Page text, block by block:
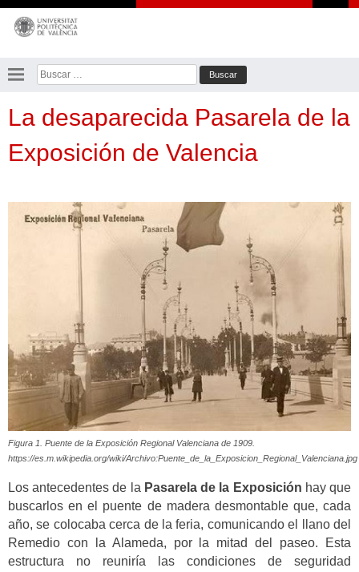
Saltar
contenido
Buscar:
La desaparecida Pasarela de la
Exposición de Valencia
Figura 1. Puente de la Exposición Regional Valenciana de 1909.
https://es.m.wikipedia.org/wiki/Archivo:Puente_de_la_Exposicion_Regional_Valenciana.jpg
Los antecedentes de la Pasarela de la Exposición hay que
buscarlos en el puente de madera desmontable que, cada
año, se colocaba cerca de la feria, comunicando el llano del
Remedio con la Alameda, por la mitad del paseo. Esta
estructura no reuniría las condiciones de seguridad